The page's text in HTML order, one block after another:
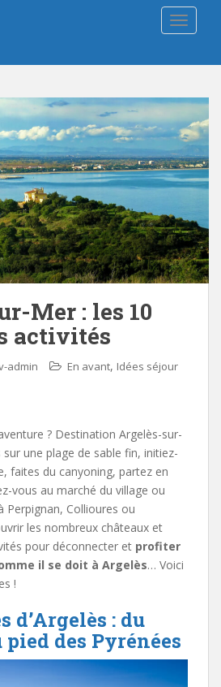
Mer : les 10
activités
admin En avant, Idées séjour
? Destination Argelès-sur-
une plage de sable fin, initiez-
faites du canyoning, partez en
vous au marché du village ou
Perpignan, Collioures ou
les nombreux châteaux et
pour déconnecter et profiter
il se doit à Argelès… Voici
!
d’Argelès : du
des Pyrénées